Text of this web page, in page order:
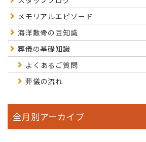
メモリアルエピソード
海洋散骨の豆知識
葬儀の基礎知識
よくあるご質問
葬儀の流れ
全月別アーカイブ